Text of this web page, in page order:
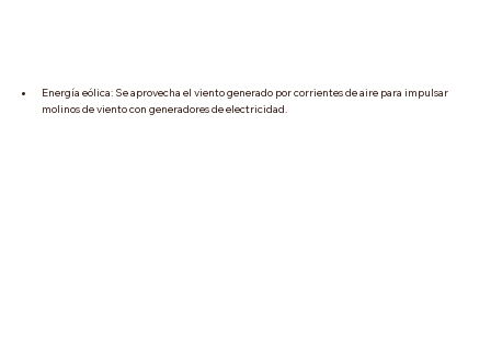
Energía eólica: Se aprovecha el viento generado por corrientes de aire para impulsar
molinos de viento con generadores de electricidad.